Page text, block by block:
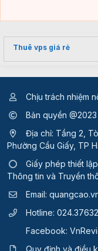
Thuê vps giá rẻ
Chịu trách nhiệm
Bản quyền
Địa chỉ: Tầng 2,
Phường Cầu Giấy, TP
Giấy phép thiết
Thông tin và Truyền
Email:
Hotline:
Facebook: